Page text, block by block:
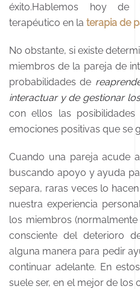
éxito.Hablemos hoy
terapéutico en la terapia de
No obstante, si existe
miembros de la pareja de
probabilidades de
interactuar y de gestionar
con ellos las
emociones positivas que se
Cuando una pareja acude
buscando apoyo y ayuda
separa, raras veces lo
nuestra experiencia
los miembros
consciente del deterioro
alguna manera para pedir
continuar adelante. En
suele ser, en el mejor de los